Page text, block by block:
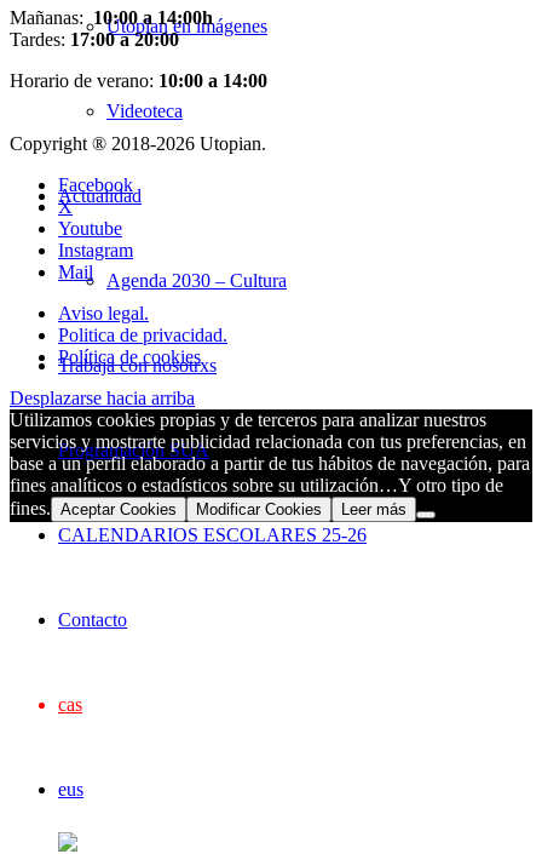
Utopian en imágenes
Videoteca
Actualidad
Agenda 2030 – Cultura
Trabaja con nosotrxs
Programación SUA
CALENDARIOS ESCOLARES 25-26
Contacto
cas
eus
Mañanas: 10:00 a 14:00h
Tardes: 17:00 a 20:00
Horario de verano: 10:00 a 14:00
Copyright ® 2018-2026 Utopian.
Facebook
X
Youtube
Instagram
Mail
Aviso legal.
Politica de privacidad.
Política de cookies
Desplazarse hacia arriba
Utilizamos cookies propias y de terceros para analizar nuestros
servicios y mostrarte publicidad relacionada con tus preferencias, en
base a un perfil elaborado a partir de tus hábitos de navegación, para
fines analíticos o estadísticos sobre su utilización…Y otro tipo de
fines. Aceptar Cookies Modificar Cookies Leer más